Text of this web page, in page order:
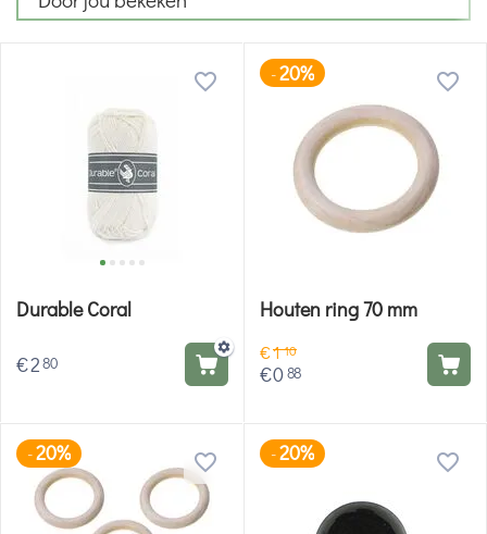
Durable Coral
€280
-20%
Houten ring 70 mm
€110
€088
-20% -20%